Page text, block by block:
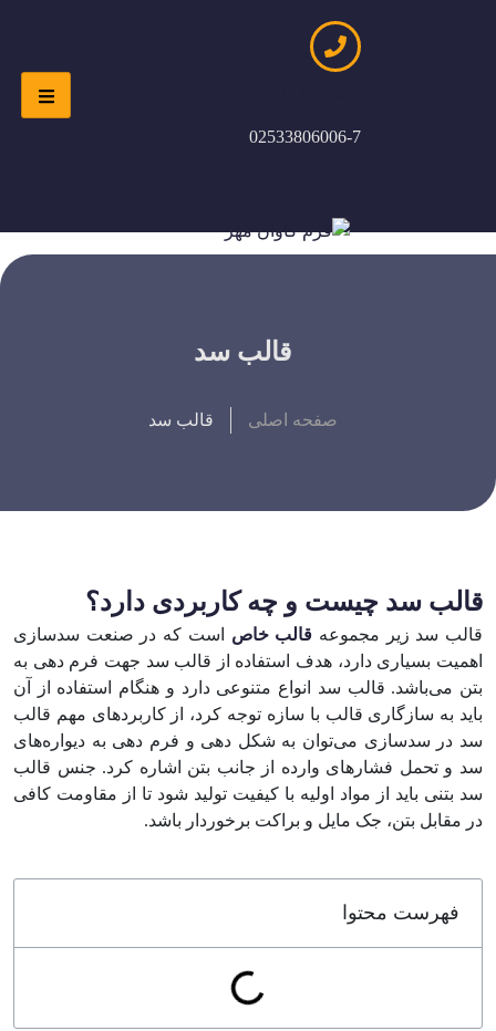
02533806006-7
قالب سد
صفحه اصلی قالب سد
قالب سد چیست و چه کاربردی دارد؟
قالب سد زیر مجموعه قالب خاص
است که در صنعت سدسازی
اهمیت بسیاری دارد، هدف استفاده از قالب سد جهت فرم دهی به
بتن‌ می‌باشد. قالب سد انواع متنوعی دارد و هنگام استفاده از آن
باید به سازگاری قالب با سازه توجه کرد، از کاربردهای مهم قالب
سد در سد‌سازی می‌توان به شکل دهی و فرم دهی به دیواره‌های
سد و تحمل فشار‌های وارده از جانب بتن اشاره کرد. جنس قالب
سد بتنی باید از مواد اولیه با کیفیت تولید شود تا از مقاومت کافی
در مقابل بتن، جک مایل و براکت برخوردار باشد.
فهرست محتوا